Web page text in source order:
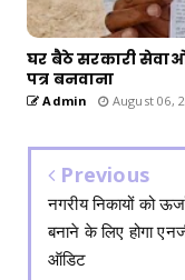
घर बैठे सरकारी
पत्र बनवाना
Admin August 06,
Previous
नगरीय निकायों को
बनाने के लिए होगा
ऑडिट